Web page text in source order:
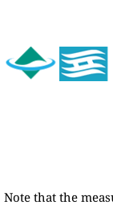
Note that the